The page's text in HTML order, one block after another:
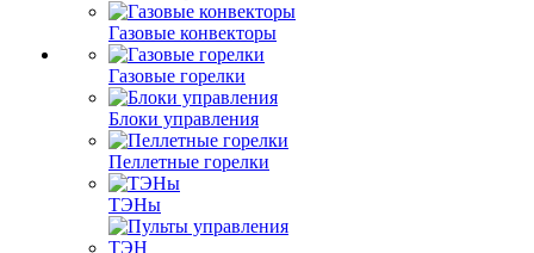
Газовые конвекторы
Газовые горелки
Блоки управления
Пеллетные горелки
ТЭНы